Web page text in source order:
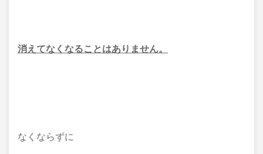
消えてなくなることはありません。
なくならずに